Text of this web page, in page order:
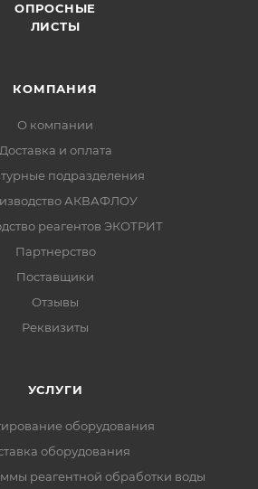
ОПРОСНЫЕ
ЛИСТЫ
КОМПАНИЯ
О компании
Доставка и оплата
подразделения
АКВАФЛОУ
реагентов ЭКОТРИТ
Партнерство
Поставщики
Отзывы
Реквизиты
УСЛУГИ
оборудования
оборудования
реагентной обработки воды